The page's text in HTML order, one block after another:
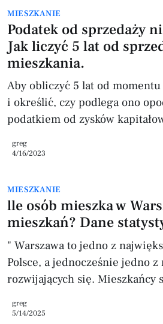
lokale użytkowe, które z
ponownie na sprzedaż. Często
MIESZKANIE
Podatek od sprzedaży
Jak liczyć 5 lat od
mieszkania.
Aby obliczyć 5 lat od
i określić, czy podlega ono
podatkiem od zysków
sprzedaży mieszkania - jest to
odjąć koszty związane z
mieszkania. Koszty te mogą
nabycia mieszkania, takie jak
mieszkania do sprzedaży,
greg
4/16/2023
MIESZKANIE
lle osób mieszka w
mieszkań? Dane
" Warszawa to jedno z największych miast w
Polsce, a jednocześnie jedno z
rozwijających się. Mieszkańcy
rozrywkowych, a także na
greg
5/14/2025